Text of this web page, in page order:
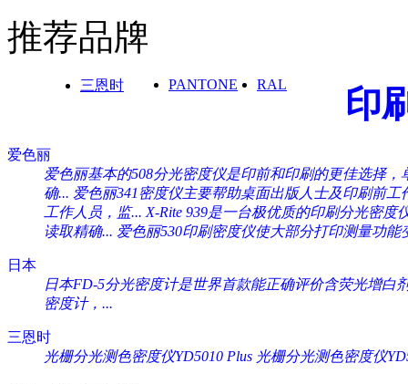
推荐品牌
三恩时 PANTONE RAL 印
爱色丽
爱色丽基本的508分光密度仪是印前和印刷的更佳选择，
确... 爱色丽341密度仪主要帮助桌面出版人士及印刷前工
工作人员，监... X-Rite 939是一台极优质的印刷分光密度
读取精确... 爱色丽530印刷密度仪使大部分打印测量功能
日本
日本FD-5分光密度计是世界首款能正确评价含荧光增白
密度计，...
三恩时
光栅分光测色密度仪YD5010 Plus 光栅分光测色密度仪